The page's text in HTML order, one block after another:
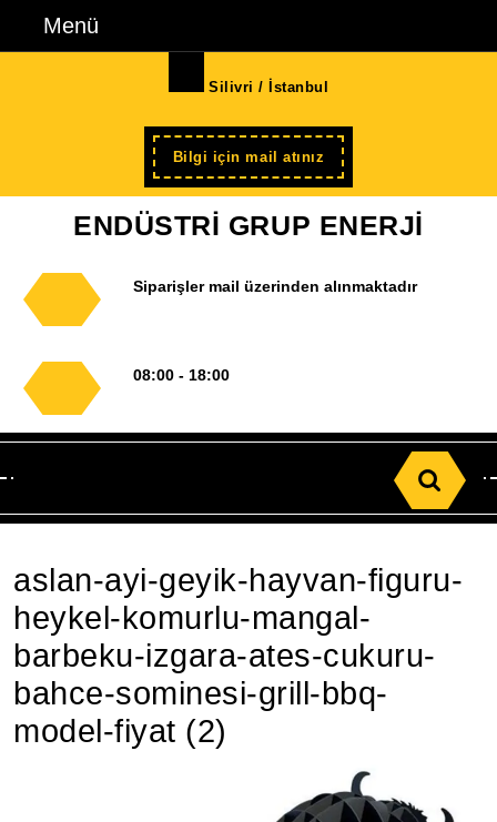
Menü
Silivri / İstanbul
Bilgi için mail atınız Şimdi
kayıt
ENDÜSTRİ GRUP ENERJİ
Siparişler mail üzerinden alınmaktadır
08:00 - 18:00
for:
aslan-ayi-geyik-hayvan-figuru-
heykel-komurlu-mangal-
barbeku-izgara-ates-cukuru-
bahce-sominesi-grill-bbq-
model-fiyat (2)